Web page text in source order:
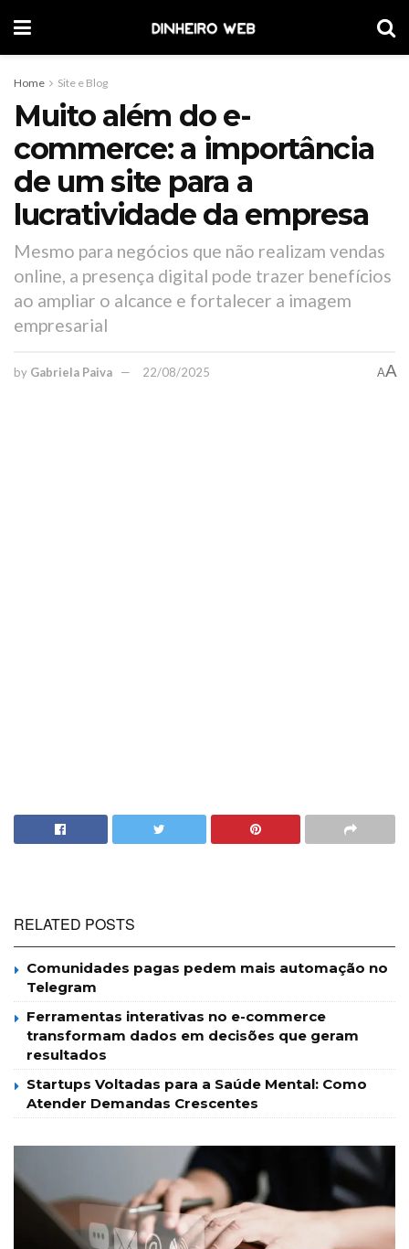
Home Site e Blog
Muito além do e-
commerce: a importância
de um site para a
lucratividade da empresa
Mesmo para negócios que não realizam vendas
online, a presença digital pode trazer benefícios
ao ampliar o alcance e fortalecer a imagem
empresarial
by Gabriela Paiva 22/08/2025 AA
RELATED POSTS
Comunidades pagas pedem mais automação no
Telegram
Ferramentas interativas no e-commerce
transformam dados em decisões que geram
resultados
Startups Voltadas para a Saúde Mental: Como
Atender Demandas Crescentes